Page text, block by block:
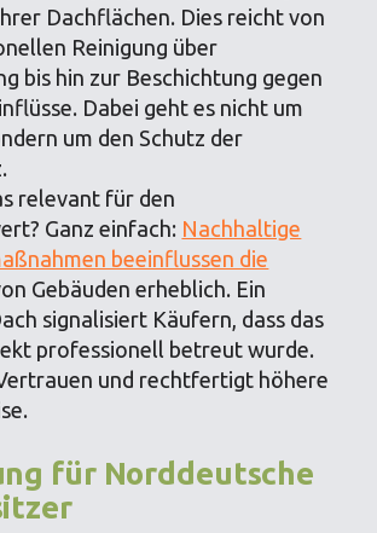
Dachflächen. Dies reicht von
Reinigung über
bis hin zur Beschichtung gegen
Dabei geht es nicht um
um den Schutz der
relevant für den
Ganz einfach: Nachhaltige
beeinflussen die
Gebäuden erheblich. Ein
signalisiert Käufern, dass das
professionell betreut wurde.
und rechtfertigt höhere
für Norddeutsche